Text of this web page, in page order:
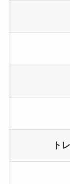
ト